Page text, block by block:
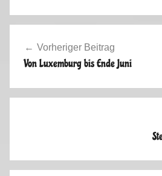
m
r
2
Vorheriger Beitrag
Von Luxemburg bis Ende Juni